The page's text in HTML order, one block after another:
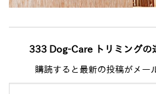
333 Dog-Care トリミングの
購読すると最新の投稿がメー
メールアドレスを入力...